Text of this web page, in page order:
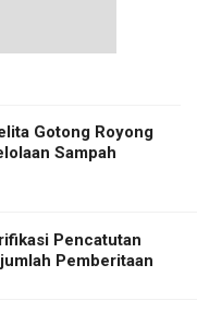
Gotong Royong
Sampah
Pencatutan
Pemberitaan